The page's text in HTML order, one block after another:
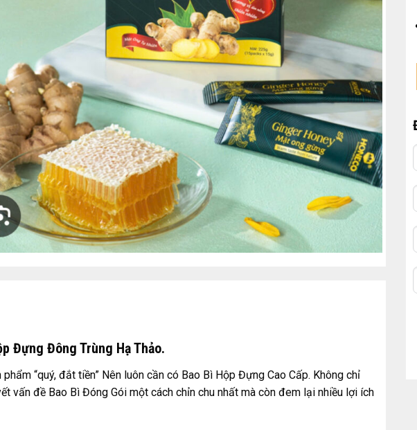
Đựng Đông Trùng Hạ Thảo.
“quý, đắt tiền” Nên luôn cần có Bao Bì Hộp Đựng Cao Cấp. Không chỉ
vấn đề Bao Bì Đóng Gói một cách chỉn chu nhất mà còn đem lại nhiều lợi ích